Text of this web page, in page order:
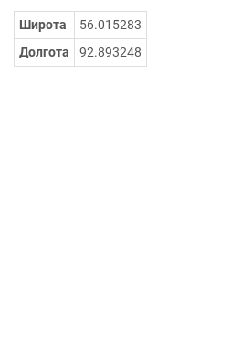
Широта
56.015283
Долгота
92.893248